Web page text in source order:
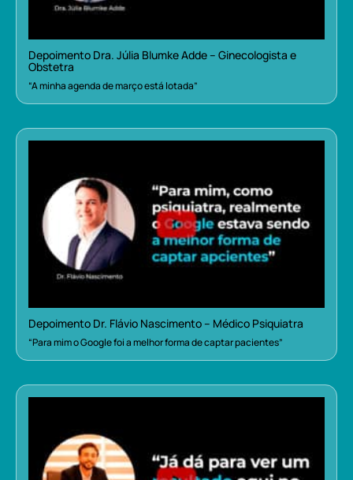
Depoimento Dra. Júlia Blumke Adde – Ginecologista e
Obstetra
“A minha agenda de março está lotada”
Depoimento Dr. Flávio Nascimento – Médico Psiquiatra
“Para mim o Google foi a melhor forma de captar pacientes”